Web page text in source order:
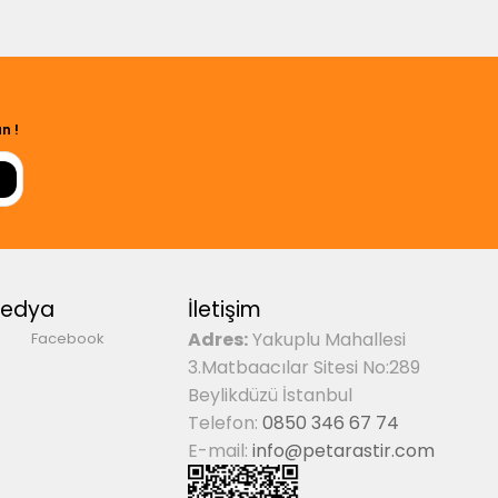
!
Facebook
İletişim
Adres:Yakuplu Mahallesi
3.Matbaacılar Sitesi No:289
Beylikdüzü İstanbul
Telefon: 0850 346 67 74
E-mail: info@petarastir.com